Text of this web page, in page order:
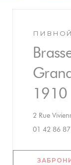
1910
2 Rue
01 42 86